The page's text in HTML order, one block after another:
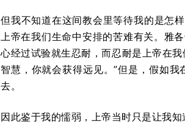
但我不知道在这间教会里等待我的是怎
上帝在我们生命中安排的苦难有关。雅
心经过试验就生忍耐，而忍耐是上帝在
智慧，你就会获得远见。”但是，假如
去。
因此鉴于我的懦弱，上帝当时只是让我